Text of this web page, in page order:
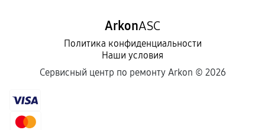
ArkonASC
Политика конфиденциальности
Наши условия
Сервисный центр по ремонту Arkon © 2026